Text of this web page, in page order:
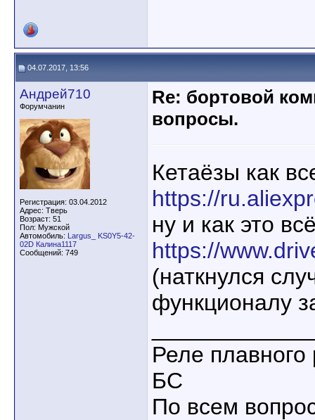
04.07.2017, 13:56
Андрей710
Форумчанин
Регистрация: 03.04.2012
Адрес: Тверь
Возраст: 51
Пол: Мужской
Автомобиль: Largus_ KS0Y5-42-
02D Калина1117
Сообщений: 749
Re: бортовой
вопросы.
Кетаёзы как
https://
ну и как это
https://
(наткнулся
функционалу
Реле
БС
По всем